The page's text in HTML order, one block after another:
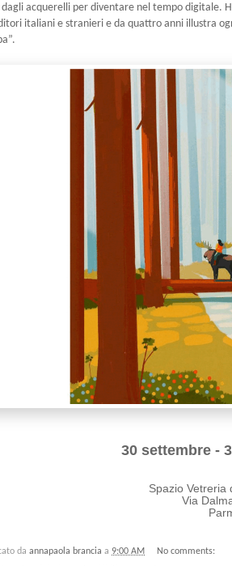
dagli acquerelli per diventare nel tempo digitale.
italiani e stranieri e da quattro anni illustra
30 settembre -
Spazio Vetreria
Via
da annapaola brancia a 9:00 AM No comments: